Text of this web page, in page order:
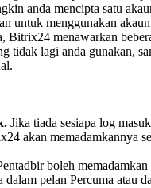
anda mencipta satu
untuk menggunakan
Bitrix24 menawarkan
tidak lagi anda gunakan,
Jika tiada sesiapa log
akan memadamkannya
boleh memadamkan
dalam pelan Percuma atau